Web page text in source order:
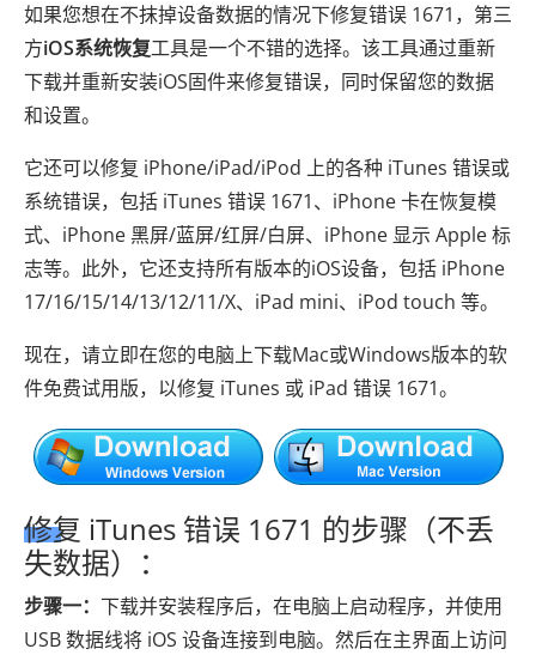
如果您想在不抹掉设备数据的情况下修复错误 1671，第三
方iOS系统恢复工具是一个不错的选择。该工具通过重新
下载并重新安装iOS固件来修复错误，同时保留您的数据
和设置。
它还可以修复 iPhone/iPad/iPod 上的各种 iTunes 错误或
系统错误，包括 iTunes 错误 1671、iPhone 卡在恢复模
式、iPhone 黑屏/蓝屏/红屏/白屏、iPhone 显示 Apple 标
志等。此外，它还支持所有版本的iOS设备，包括 iPhone
17/16/15/14/13/12/11/X、iPad mini、iPod touch 等。
现在，请立即在您的电脑上下载Mac或Windows版本的软
件免费试用版，以修复 iTunes 或 iPad 错误 1671。
修复 iTunes 错误 1671 的步骤（不丢
失数据）：
步骤一： 下载并安装程序后，在电脑上启动程序，并使用
USB 数据线将 iOS 设备连接到电脑。然后在主界面上访问